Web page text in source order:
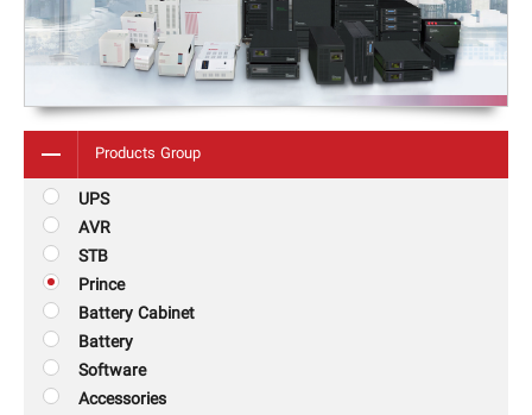
Products Group
UPS
AVR
STB
Prince
Battery Cabinet
Battery
Software
Accessories